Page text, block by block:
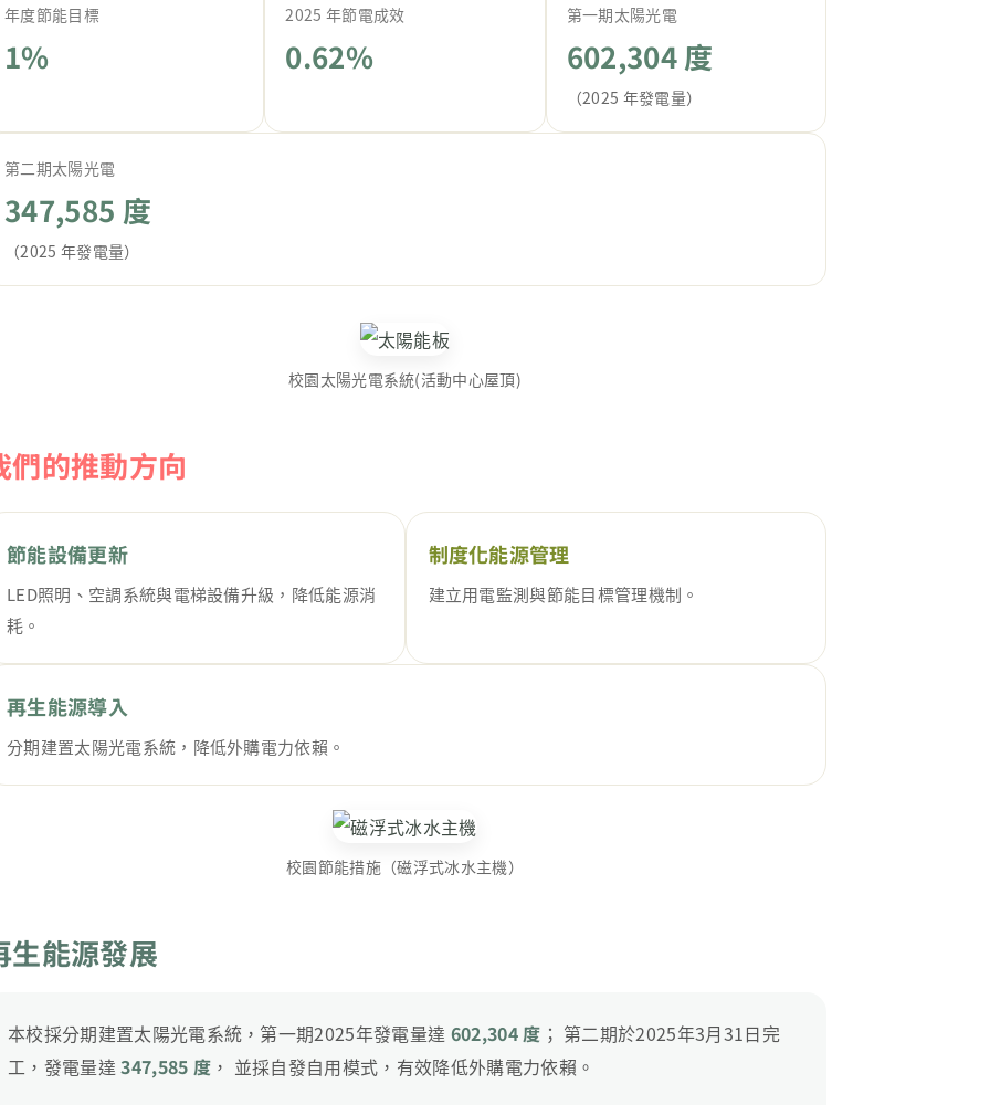
年度節能目標
1%
2025 年節電成效
0.62%
第一期太陽光電
602,304 度
（2025 年發電量）
第二期太陽光電
347,585 度
（2025 年發電量）
校園太陽光電系統(活動中心屋頂)
們的推動方向
節能設備更新
LED照明、空調系統與電梯設備升級，降低能源消
耗。
制度化能源管理
建立用電監測與節能目標管理機制。
再生能源導入
分期建置太陽光電系統，降低外購電力依賴。
校園節能措施（磁浮式冰水主機）
生能源發展
本校採分期建置太陽光電系統，第一期2025年發電量達 602,304 度 ； 第二期於2025年3月31日完
工，發電量達347,585 度 ， 並採自發自用模式，有效降低外購電力依賴。